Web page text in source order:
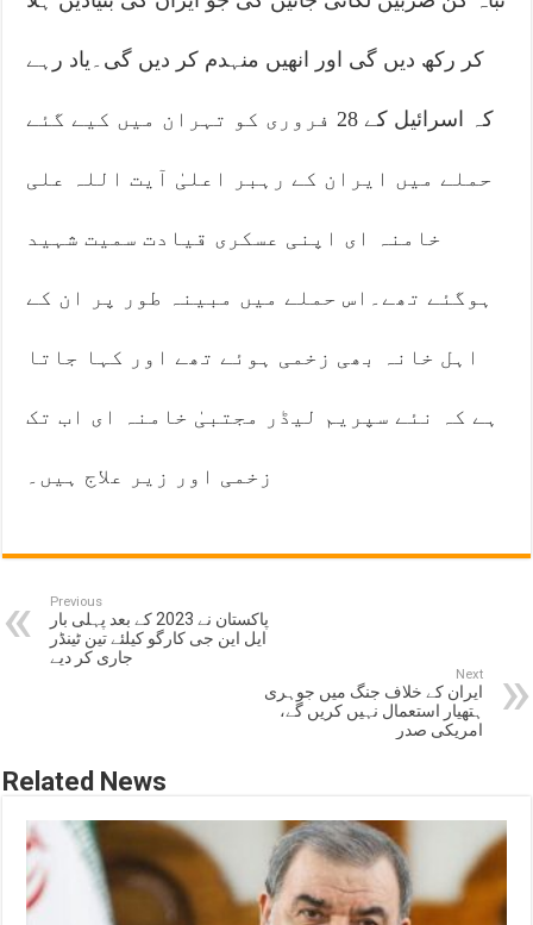
کر رکھ دیں گی اور انھیں منہدم کر دیں گی۔یاد رہے
کہ اسرائیل کے 28 فروری کو تہران میں کیے گئے
حملے میں ایران کے رہبر اعلیٰ آیت اللہ علی
خامنہ ای اپنی عسکری قیادت سمیت شہید
ہوگئے تھے۔اس حملے میں مبینہ طور پر ان کے
اہل خانہ بھی زخمی ہوئے تھے اور کہا جاتا
ہے کہ نئے سپریم لیڈر مجتبیٰ خامنہ ای اب تک
زخمی اور زیر علاج ہیں۔
Previous
پاکستان نے 2023 کے بعد پہلی بار
ایل این جی کارگو کیلئے تین ٹینڈر
جاری کر دیے
Next
ایران کے خلاف جنگ میں جوہری
ہتھیار استعمال نہیں کریں گے،
امریکی صدر
Related News